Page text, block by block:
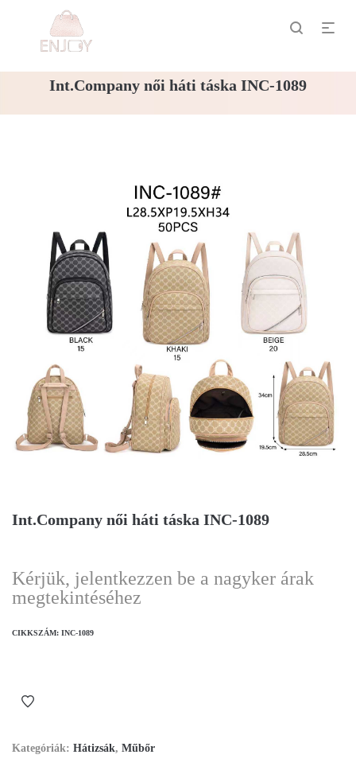
Int.Company női háti táska INC-1089
Int.Company női háti táska INC-1089
Kérjük, jelentkezzen be a nagyker árak
megtekintéséhez
CIKKSZÁM: INC-1089
Kategóriák: Hátizsák, Műbőr